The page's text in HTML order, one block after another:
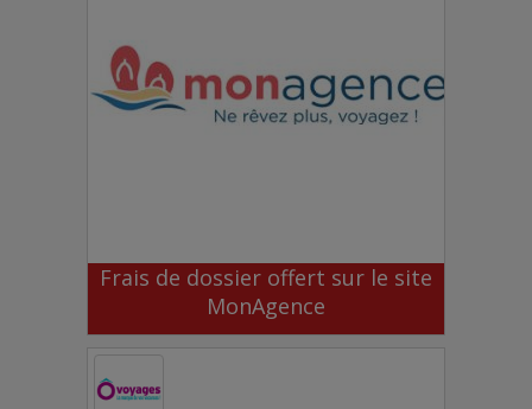
Frais de dossier offert sur le site
MonAgence